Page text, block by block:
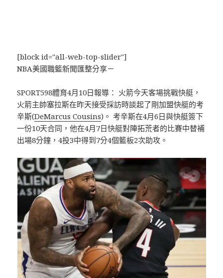
[block id="all-web-top-slider"]
NBA美國職籃新聞匯整分享－
SPORT598體育4月10日報導： 火箭今天客場挑戰快艇，
火箭主帥塞拉斯在昨天接受採訪時談起了剛加盟快艇的考
辛斯(DeMarcus Cousins)。 考辛斯在4月6日與快艇簽下
一份10天合同，他在4月7日快艇對陣拓荒者的比賽中替補
出場8分鐘，4投3中得到7分4個籃板2次助攻。